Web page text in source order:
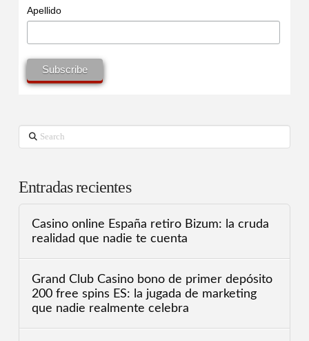
Apellido
Search
Entradas recientes
Casino online España retiro Bizum: la cruda
realidad que nadie te cuenta
Grand Club Casino bono de primer depósito
200 free spins ES: la jugada de marketing
que nadie realmente celebra